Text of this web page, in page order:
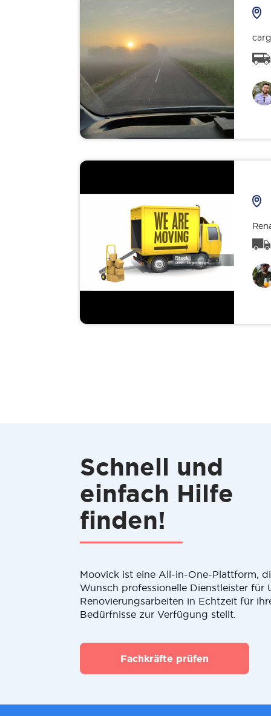
Schnell und
einfach Hilfe
finden!
Moovick ist eine All-in-One-Plattform,
Wunsch professionelle Dienstleister für
Renovierungsarbeiten in Echtzeit für
Bedürfnisse zur Verfügung stellt.
Fachkräfte prüfen